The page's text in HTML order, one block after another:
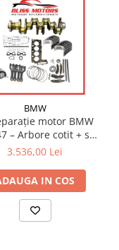
BMW
motor BMW
– Arbore cotit + set
cuzineți
3.536,00 Lei
IN COS